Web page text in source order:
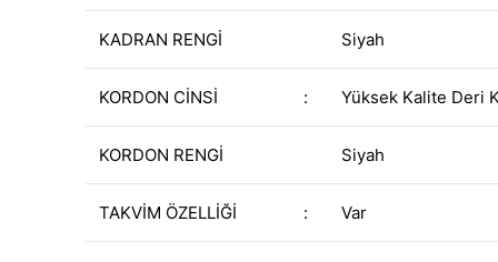
KADRAN RENGİ Siyah
KORDON CİNSİ : Yüksek Kalite Deri
KORDON RENGİ Siyah
TAKVİM ÖZELLİĞİ : Var